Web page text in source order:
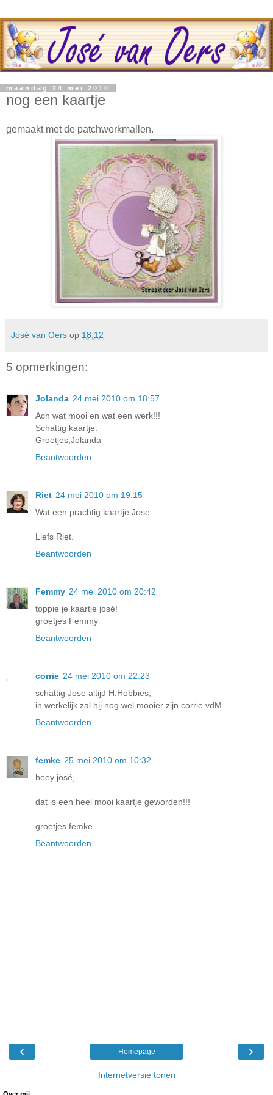
maandag 24 mei 2010
nog een kaartje
gemaakt met de patchworkmallen.
José van Oers op 18:12
5 opmerkingen:
Jolanda 24 mei 2010 om 18:57
Ach wat mooi en wat een werk!!!
Schattig kaartje.
Groetjes,Jolanda
Beantwoorden
Riet 24 mei 2010 om 19:15
Wat een prachtig kaartje Jose.
Liefs Riet.
Beantwoorden
Femmy 24 mei 2010 om 20:42
toppie je kaartje josé!
groetjes Femmy
Beantwoorden
corrie 24 mei 2010 om 22:23
schattig Jose altijd H.Hobbies,
in werkelijk zal hij nog wel mooier zijn.corrie vdM
Beantwoorden
femke 25 mei 2010 om 10:32
heey josé,
dat is een heel mooi kaartje geworden!!!
groetjes femke
Beantwoorden
‹ ›
Homepage
Internetversie tonen
Over mij